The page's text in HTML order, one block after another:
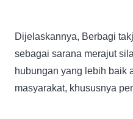
Dijelaskannya, Berbagi
sebagai sarana merajut
hubungan yang lebih baik
masyarakat, khususnya